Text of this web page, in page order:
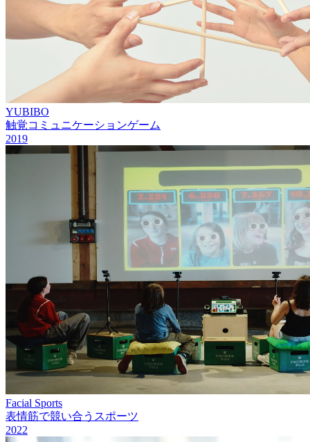
YUBIBO
触覚コミュニケーションゲーム
2019
Facial Sports
表情筋で競い合うスポーツ
2022